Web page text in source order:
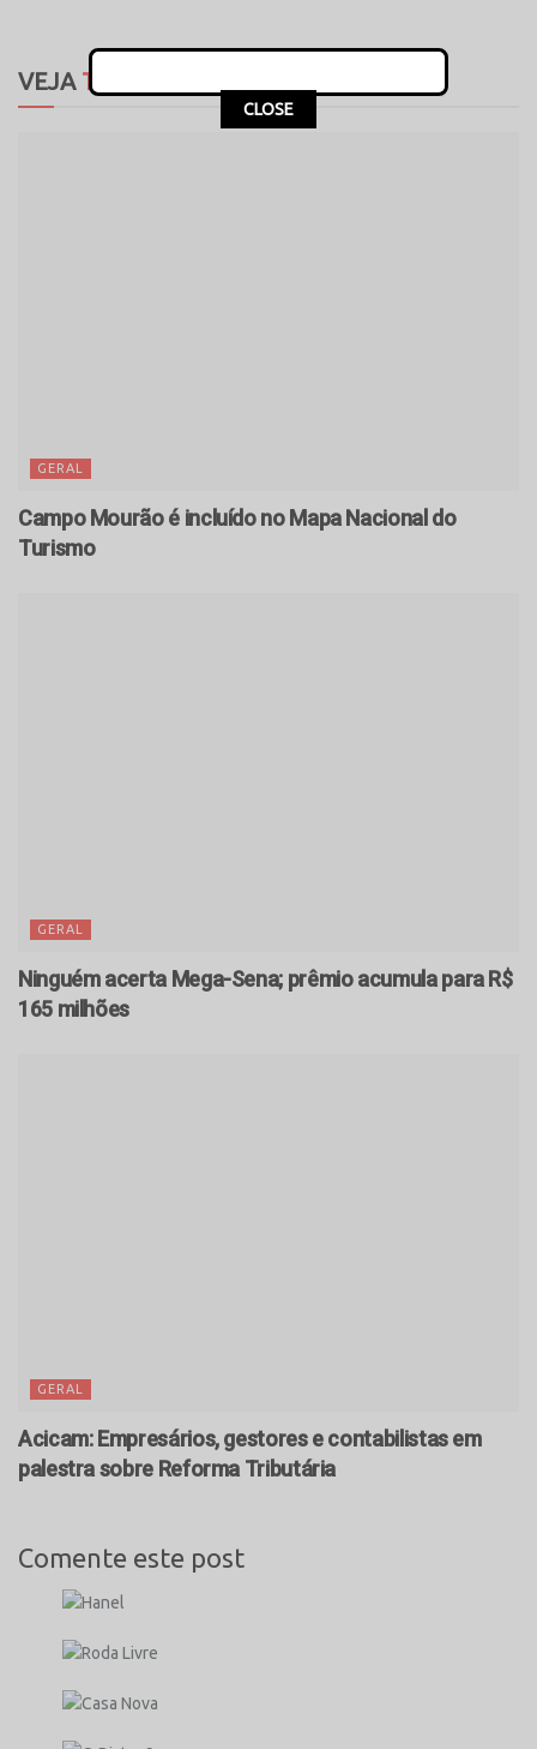
VEJATAMBÉM
GERAL
Campo Mourão é incluído no Mapa Nacional do
Turismo
GERAL
Ninguém acerta Mega-Sena; prêmio acumula para R$
165 milhões
GERAL
Acicam: Empresários, gestores e contabilistas em
palestra sobre Reforma Tributária
Comente este post
CLOSE